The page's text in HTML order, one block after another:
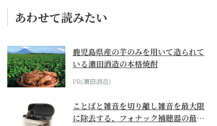
あわせて読みたい
鹿児島県産の芋のみを用いて造られて
いる濵田酒造の本格焼酎
PR(濵田酒造)
ことばと雑音を切り離し雑音を最大限
に除去する、フォナック補聴器の最上